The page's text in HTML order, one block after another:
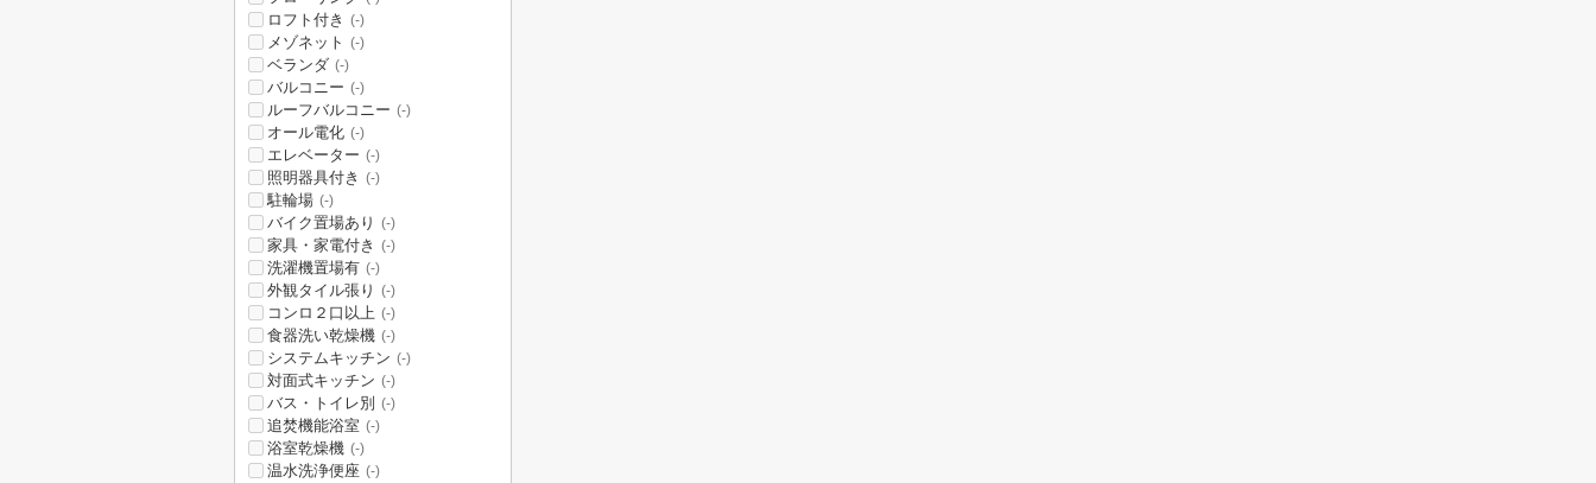
ロフト付き (-)
メゾネット (-)
ベランダ (-)
バルコニー (-)
ルーフバルコニー (-)
オール電化 (-)
エレベーター (-)
照明器具付き (-)
駐輪場 (-)
バイク置場あり (-)
家具・家電付き (-)
洗濯機置場有 (-)
外観タイル張り (-)
コンロ２口以上 (-)
食器洗い乾燥機 (-)
システムキッチン (-)
対面式キッチン (-)
バス・トイレ別 (-)
追焚機能浴室 (-)
浴室乾燥機 (-)
温水洗浄便座 (-)